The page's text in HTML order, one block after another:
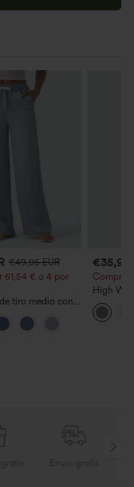
€49,95 EUR
61,54 € o 4 por
tiro medio con
€35,95
Compra
High
Straight